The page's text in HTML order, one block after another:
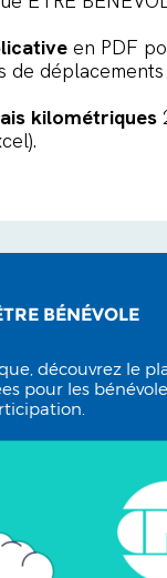
en PDF
de déplacements
kilométriques
BÉNÉVOLE
découvrez le
pour les